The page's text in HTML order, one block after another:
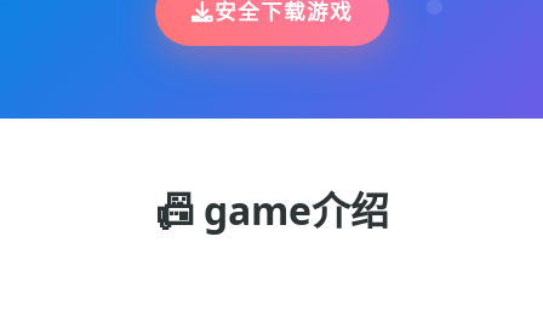
安全下载游戏
📠 game介绍